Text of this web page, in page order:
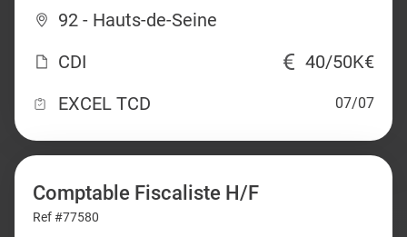
92 - Hauts-de-Seine
CDI
40/50K€
EXCEL TCD
07/07
Comptable Fiscaliste H/F
Ref #77580